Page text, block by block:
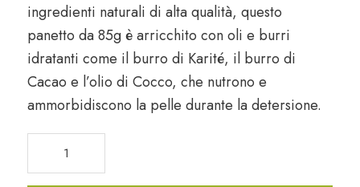
ingredienti naturali di alta qualità, questo
panetto da 85g è arricchito con oli e burri
idratanti come il burro di Karité, il burro di
Cacao e l’olio di Cocco, che nutrono e
ammorbidiscono la pelle durante la detersione.